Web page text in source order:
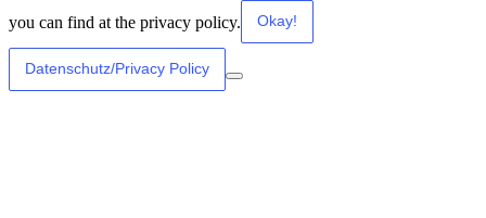
you can find at the privacy policy.
Okay!
Datenschutz/Privacy Policy